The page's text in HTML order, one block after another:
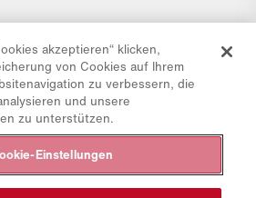
akzeptieren“ klicken,
von Cookies auf Ihrem
zu verbessern, die
und unsere
zu unterstützen.
Einstellungen